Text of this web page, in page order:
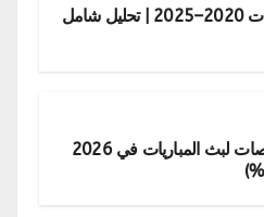
أرباح نايل سات 2020–2025 | تحليل شامل
أقوى 10 منصات لبث المباريات في 2026